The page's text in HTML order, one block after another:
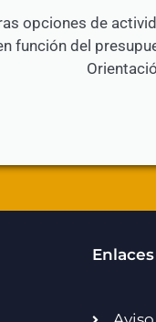
opciones de
función del